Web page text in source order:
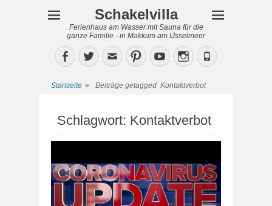
Schakelvilla
Ferienhaus am Wasser mit Sauna für die
ganze Familie - in Makkum am IJsselmeer
Facebook
TwitterEmailPinterestYouTubeInstagram
Phone
Startseite » Beiträge getagged Kontaktverbot
Schlagwort: Kontaktverbot